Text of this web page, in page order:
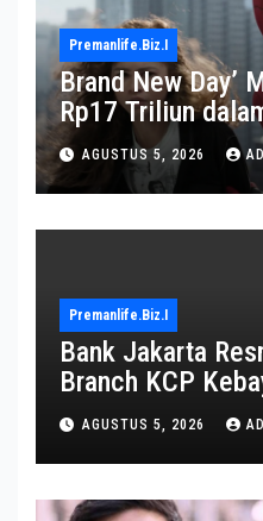
Premanlife.biz.i
Brand New Day’
Rp17 Triliun
AGUSTUS 5, 2026
Premanlife.biz.i
Bank Jakarta
Branch KCP
Transformasi
AGUSTUS 5, 2026